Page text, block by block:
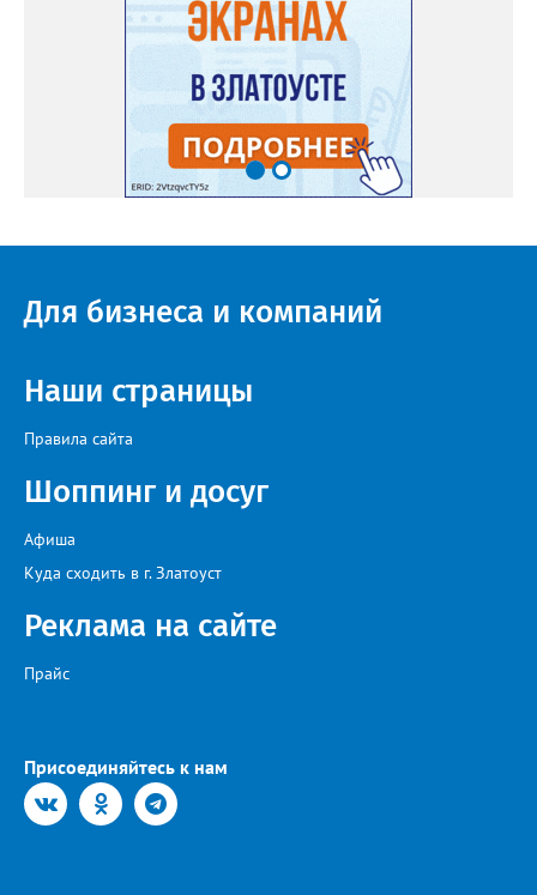
Для бизнеса и компаний
Наши страницы
Правила сайта
Шоппинг и досуг
Афиша
Куда сходить в г. Златоуст
Реклама на сайте
Прайс
Присоединяйтесь к нам